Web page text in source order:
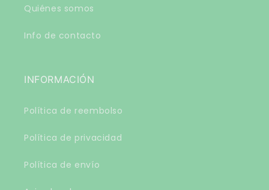
Quiénes somos
Info de contacto
INFORMACIÓN
Política de reembolso
Política de privacidad
Política de envío